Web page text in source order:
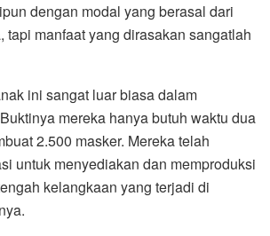
dengan modal yang berasal dari
tapi manfaat yang dirasakan sangatlah
ini sangat luar biasa dalam
mereka hanya butuh waktu dua
2.500 masker. Mereka telah
untuk menyediakan dan memproduksi
kelangkaan yang terjadi di